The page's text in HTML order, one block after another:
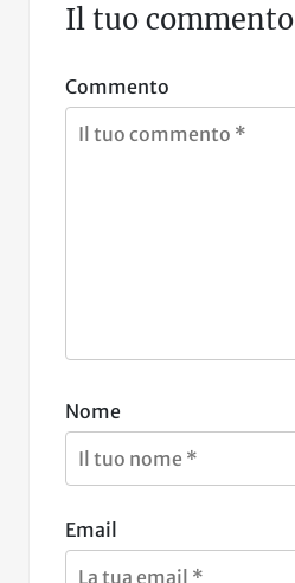
Il tuo commento
Commento
Nome
Email